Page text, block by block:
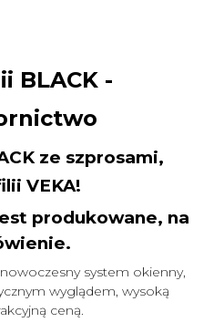
BLACK -
ze szprosami,
VEKA!
produkowane, na
system okienny,
wyglądem, wysoką
ceną.